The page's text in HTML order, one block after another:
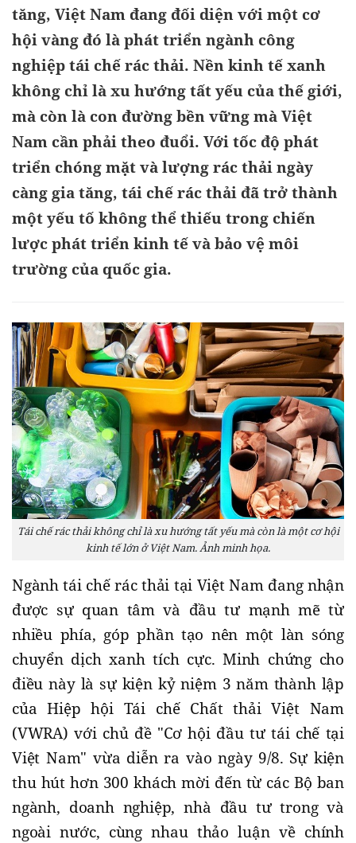
tăng, Việt Nam đang đối diện với một cơ
hội vàng đó là phát triển ngành công
nghiệp tái chế rác thải. Nền kinh tế xanh
không chỉ là xu hướng tất yếu của thế giới,
mà còn là con đường bền vững mà Việt
Nam cần phải theo đuổi. Với tốc độ phát
triển chóng mặt và lượng rác thải ngày
càng gia tăng, tái chế rác thải đã trở thành
một yếu tố không thể thiếu trong chiến
lược phát triển kinh tế và bảo vệ môi
trường của quốc gia.
Tái chế rác thải không chỉ là xu hướng tất yếu mà còn là một cơ hội
kinh tế lớn ở Việt Nam. Ảnh minh họa.
Ngành tái chế rác thải tại Việt Nam đang nhận
được sự quan tâm và đầu tư mạnh mẽ từ
nhiều phía, góp phần tạo nên một làn sóng
chuyển dịch xanh tích cực. Minh chứng cho
điều này là sự kiện kỷ niệm 3 năm thành lập
của Hiệp hội Tái chế Chất thải Việt Nam
(VWRA) với chủ đề "Cơ hội đầu tư tái chế tại
Việt Nam" vừa diễn ra vào ngày 9/8. Sự kiện
thu hút hơn 300 khách mời đến từ các Bộ ban
ngành, doanh nghiệp, nhà đầu tư trong và
ngoài nước, cùng nhau thảo luận về chính